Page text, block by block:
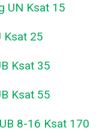
UN Ksat 15
Ksat 25
Ksat 35
Ksat 55
8-16 Ksat 170